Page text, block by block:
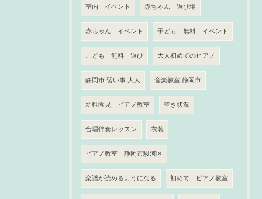
室内 イベント 赤ちゃん 遊び場
赤ちゃん イベント 子ども 無料 イベント
こども 無料 遊び 大人初めてのピアノ
静岡市 習い事 大人 音楽教室 静岡市
幼稚園児 ピアノ教室 空き状況
合唱伴奏レッスン 衣装
ピアノ教室 静岡市駿河区
楽譜が読めるようになる 初めて ピアノ教室